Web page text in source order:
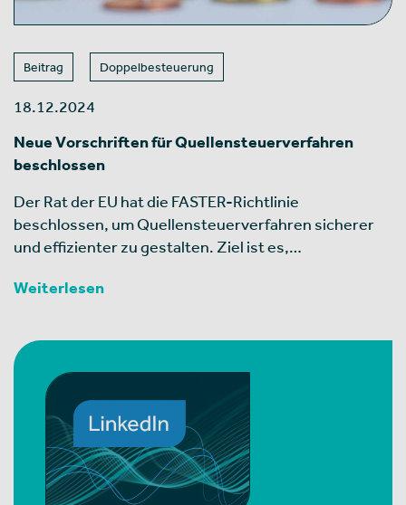
Beitrag Doppelbesteuerung
18.12.2024
Neue Vorschriften für Quellensteuerverfahren
beschlossen
Der Rat der EU hat die FASTER-Richtlinie
beschlossen, um Quellensteuerverfahren sicherer
und effizienter zu gestalten. Ziel ist es,…
Weiterlesen